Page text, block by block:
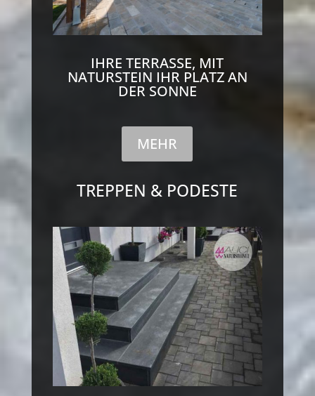
IHRE TERRASSE, MIT
NATURSTEIN IHR PLATZ AN
DER SONNE
MEHR
TREPPEN & PODESTE